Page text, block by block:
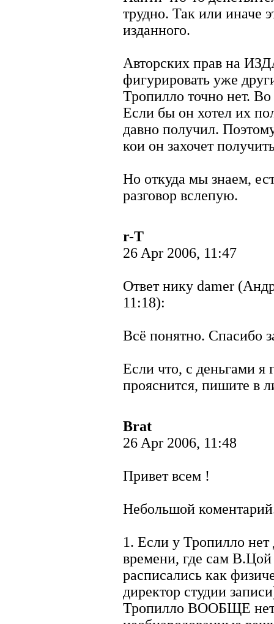
трудно. Так или иначе
изданного.
Авторских прав на
фигурировать уже
Тропилло точно нет.
Если бы он хотел их
давно получил.
кои он захочет
Но откуда мы знаем,
разговор вслепую.
r-T
26 Apr 2006, 11:47
Ответ нику damer
11:18):
Всё понятно. Спасибо
Если что, с деньгами я
прояснится, пишите в
Brat
26 Apr 2006, 11:48
Привет всем !
Небольшой
1. Если у Тропилло нет
времени, где сам
расписались как
директор студии
Тропилло ВООБЩЕ нет